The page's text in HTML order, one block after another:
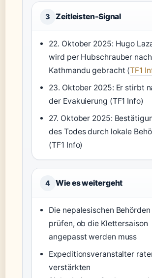
3 Zeitleisten-Signal
22. Oktober 2025: Hugo
wird per Hubschrauber nach
Kathmandu gebracht (TF1
23. Oktober 2025: Er stirbt
der Evakuierung (TF1 Info)
27. Oktober 2025:
des Todes durch lokale
(TF1 Info)
4 Wie es weitergeht
Die nepalesischen Behörden
prüfen, ob die Klettersaison
angepasst werden muss
Expeditionsveranstalter
verstärkten